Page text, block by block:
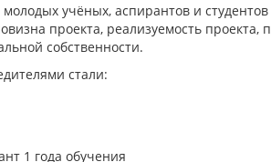
учёных, аспирантов и
проекта, реализуемость
собственности.
стали:
1 года обучения